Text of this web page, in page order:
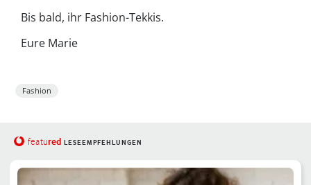
Bis bald, ihr Fashion-Tekkis.
Eure Marie
Fashion
featured LESEEMPFEHLUNGEN